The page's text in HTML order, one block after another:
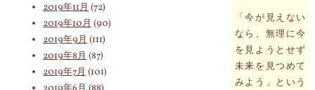
「今が見えない
なら、無理に今
を見ようとせず
未来を見つめて
みよう」という
2019年11月 (72)
2019年10月 (90)
2019年9月 (111)
2019年8月 (87)
2019年7月 (101)